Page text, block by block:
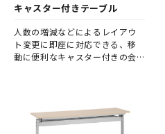
キャスター付きテーブル
人数の増減などによるレイアウ
ト変更に即座に対応できる、移
動に便利なキャスター付きの会